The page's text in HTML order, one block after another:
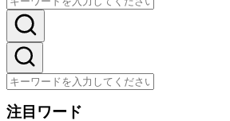
注目ワード